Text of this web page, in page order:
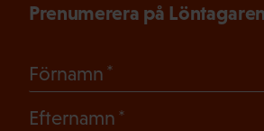
Prenumerera på
Förnamn
Efternamn